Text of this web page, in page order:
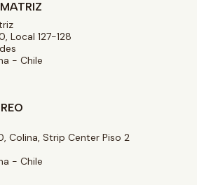
Local 127-128
- Chile
Colina, Strip Center Piso 2
- Chile